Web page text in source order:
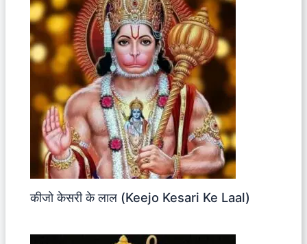
कीजो केसरी के लाल (Keejo Kesari Ke Laal)